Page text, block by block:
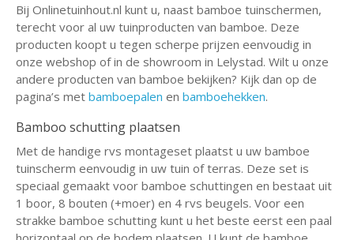
Bij Onlinetuinhout.nl kunt u, naast bamboe tuinschermen,
terecht voor al uw tuinproducten van bamboe. Deze
producten koopt u tegen scherpe prijzen eenvoudig in
onze webshop of in de showroom in Lelystad. Wilt u onze
andere producten van bamboe bekijken? Kijk dan op de
pagina’s met bamboepalen en bamboehekken.
Bamboo schutting plaatsen
Met de handige rvs montageset plaatst u uw bamboe
tuinscherm eenvoudig in uw tuin of terras. Deze set is
speciaal gemaakt voor bamboe schuttingen en bestaat uit
1 boor, 8 bouten (+moer) en 4 rvs beugels. Voor een
strakke bamboe schutting kunt u het beste eerst een paal